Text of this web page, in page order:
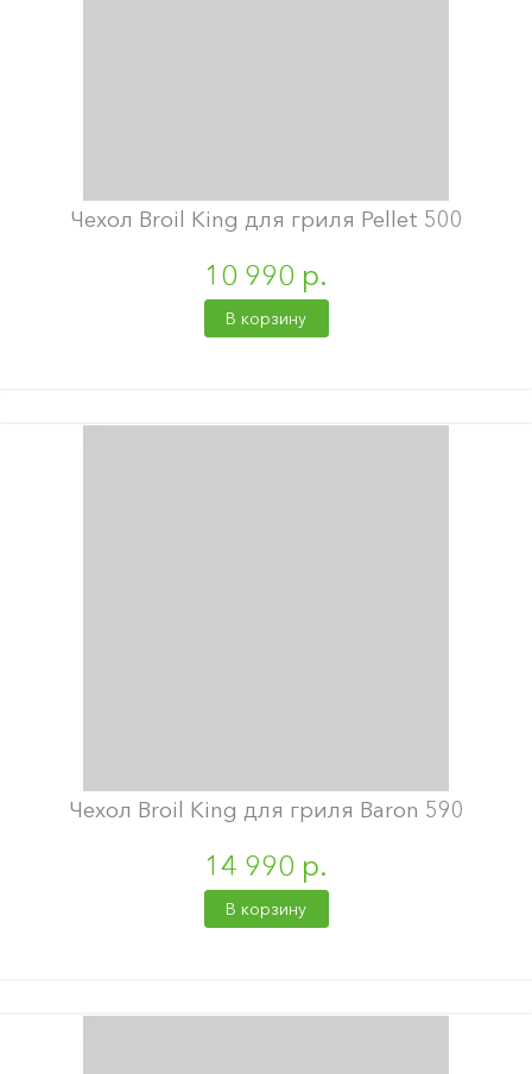
Чехол Broil King для гриля Pellet 500
10 990 р.
В корзину
Чехол Broil King для гриля Baron 590
14 990 р.
В корзину